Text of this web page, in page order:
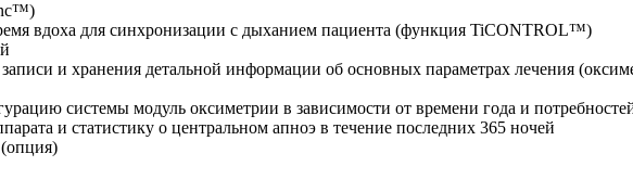
вдоха для синхронизации с дыханием пациента (функция TiCONTROL™)
и хранения детальной информации об основных параметрах лечения
системы модуль оксиметрии в зависимости от времени года и
и статистику о центральном апноэ в течение последних 365 ночей